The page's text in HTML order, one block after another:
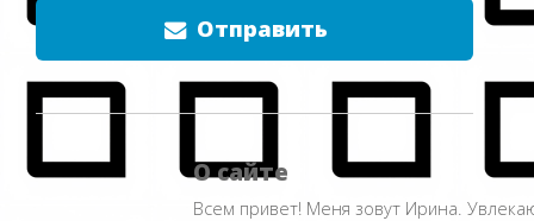
Отправить
О сайте
Всем привет! Меня зовут Ирина.